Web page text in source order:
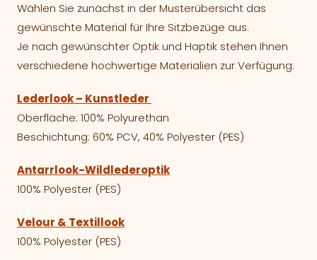
Wählen Sie zunächst in der Musterübersicht das
gewünschte Material für Ihre Sitzbezüge aus.
Je nach gewünschter Optik und Haptik stehen Ihnen
verschiedene hochwertige Materialien zur Verfügung:
Lederlook – Kunstleder
Oberfläche: 100% Polyurethan
Beschichtung: 60% PCV, 40% Polyester (PES)
Antarrlook-Wildlederoptik
100% Polyester (PES)
Velour & Textillook
100% Polyester (PES)